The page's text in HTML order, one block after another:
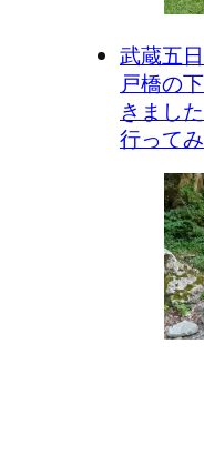
武蔵五
戸橋の
きまし
行って